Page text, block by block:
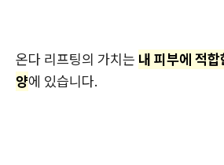
온다 리프팅의 가치는 내 피부에 적
양에 있습니다.